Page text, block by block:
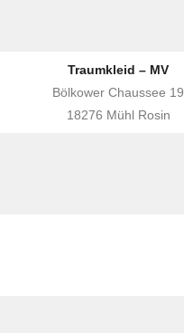
Traumkleid – MV
Bölkower Chaussee 19
18276 Mühl Rosin